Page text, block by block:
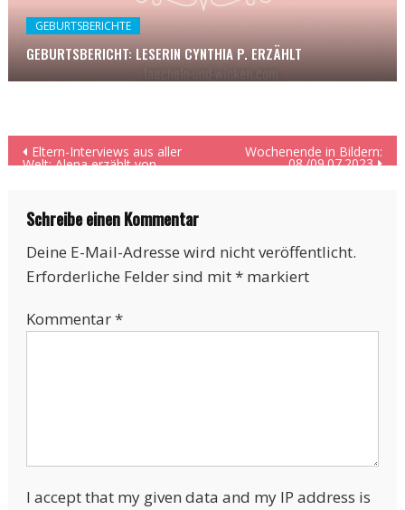
GEBURTSBERICHTE
GEBURTSBERICHT: LESERIN CYNTHIA P. ERZÄHLT
Beitragsnavigation
Eltern-Interviews aus aller
Welt: Alena erzählt von
Wochenende in Bildern:
08./09.07.2023
Schreibe einen Kommentar
Deine E-Mail-Adresse wird nicht veröffentlicht.
Erforderliche Felder sind mit*markiert
Kommentar*
I accept that my given data and my IP address is